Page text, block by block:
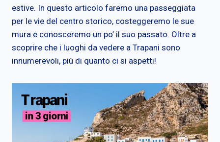
estive. In questo articolo faremo una passeggiata
per le vie del centro storico, costeggeremo le sue
mura e conosceremo un po’ il suo passato. Oltre a
scoprire che i luoghi da vedere a Trapani sono
innumerevoli, più di quanto ci si aspetti!